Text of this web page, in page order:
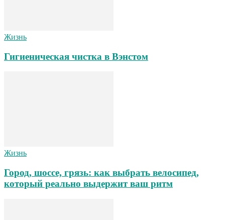
Жизнь
Гигиеническая чистка в Вэнстом
Жизнь
Город, шоссе, грязь: как выбрать велосипед,
который реально выдержит ваш ритм